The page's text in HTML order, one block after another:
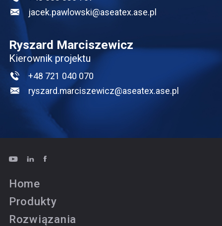
jacek.pawlowski@aseatex.ase.pl
Ryszard Marciszewicz
Kierownik projektu
+48 721 040 070
ryszard.marciszewicz@aseatex.ase.pl
Home
Produkty
Rozwiązania